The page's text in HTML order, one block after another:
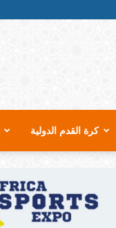
كرة القدم الدولية